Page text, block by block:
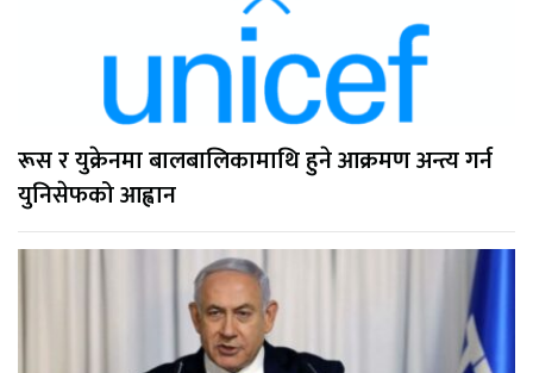
रूस र युक्रेनमा बालबालिकामाथि हुने आक्रमण अन्त्य गर्न
युनिसेफको आह्वान